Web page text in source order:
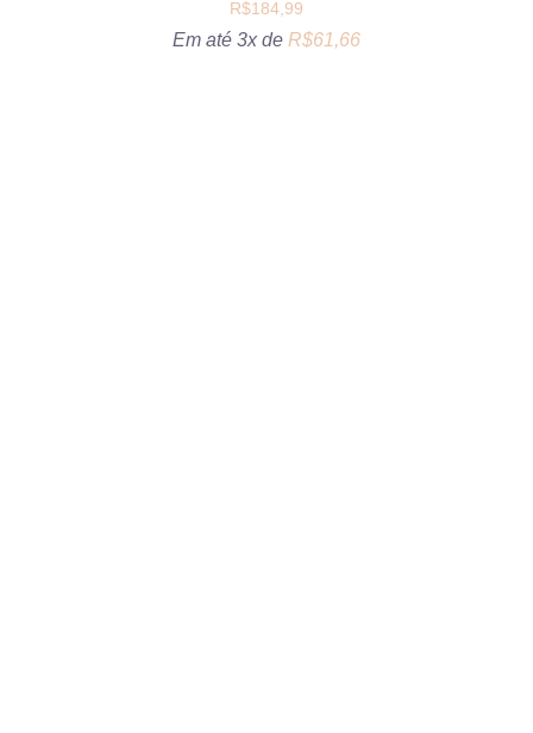
R$184,99
Em até 3x de R$61,66